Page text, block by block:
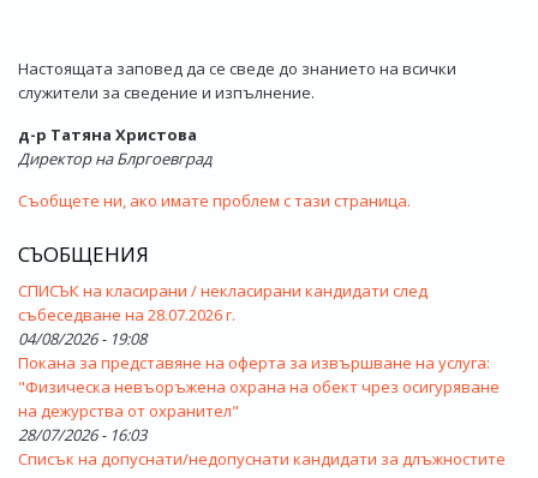
Настоящата заповед да се сведе до знанието на всички
служители за сведение и изпълнение.
д-р Татяна Христова
Директор на Блргоевград
Съобщете ни, ако имате проблем с тази страница.
СЪОБЩЕНИЯ
СПИСЪК на класирани / некласирани кандидати след
събеседване на 28.07.2026 г.
04/08/2026 - 19:08
Покана за представяне на оферта за извършване на услуга:
"Физическа невъоръжена охрана на обект чрез осигуряване
на дежурства от охранител"
28/07/2026 - 16:03
Списък на допуснати/недопуснати кандидати за длъжностите